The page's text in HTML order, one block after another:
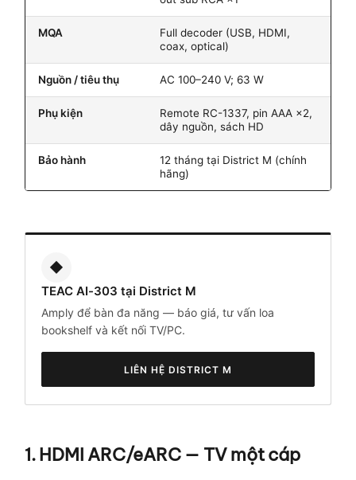
MQA
Full decoder (USB, HDMI,
coax, optical)
Nguồn / tiêu thụ AC 100–240 V; 63 W
Phụ kiện
Remote RC-1337, pin AAA ×2,
dây nguồn, sách HD
Bảo hành
12 tháng tại District M (chính
hãng)
◆
TEAC AI-303 tại District M
Amply để bàn đa năng — báo giá, tư vấn loa
bookshelf và kết nối TV/PC.
LIÊN HỆ DISTRICT M
1. HDMI ARC/eARC — TV một cáp